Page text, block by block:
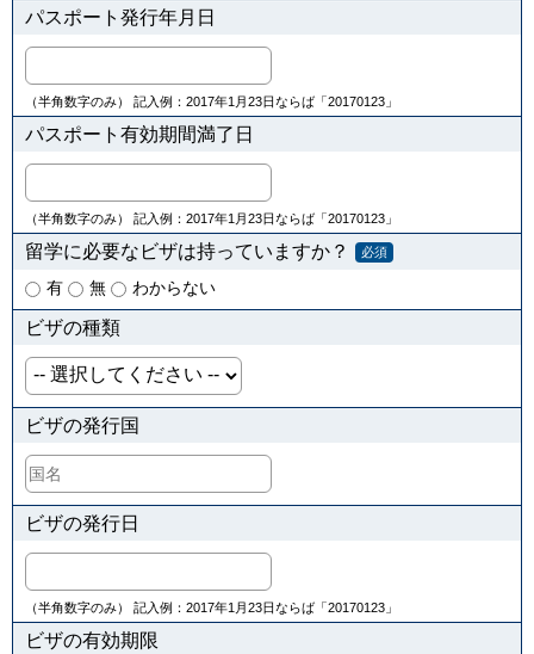
パスポート発行年月日
（半角数字のみ） 記入例：2017年1月23日ならば「20170123」
パスポート有効期間満了日
（半角数字のみ） 記入例：2017年1月23日ならば「20170123」
留学に必要なビザは持っていますか？ 必須
有 無 わからない
ビザの種類
ビザの発行国
ビザの発行日
（半角数字のみ） 記入例：2017年1月23日ならば「20170123」
ビザの有効期限